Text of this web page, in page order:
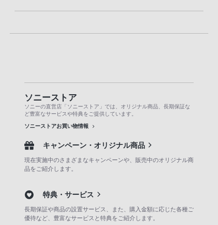
ソニーストア
ソニーの直営店「ソニーストア」では、オリジナル商品、長期保証な
ど豊富なサービスや特典をご提供しています。
ソニーストアお買い物情報
キャンペーン・オリジナル商品
現在実施中のさまざまなキャンペーンや、販売中のオリジナル商
品をご紹介します。
特典・サービス
長期保証や商品の設置サービス、また、購入金額に応じた各種ご
優待など、豊富なサービスと特典をご紹介します。